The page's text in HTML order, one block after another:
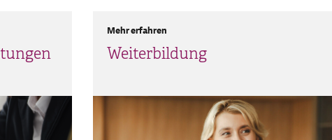
Weiterbildung
Mehr erfahren